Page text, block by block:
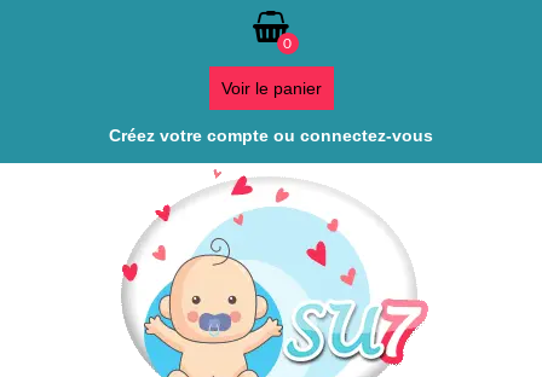
0
Voir le panier
Créez votre compte ou connectez-vous